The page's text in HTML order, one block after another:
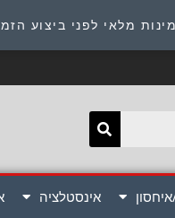
מלאי לפני ביצוע
אינסטלציה